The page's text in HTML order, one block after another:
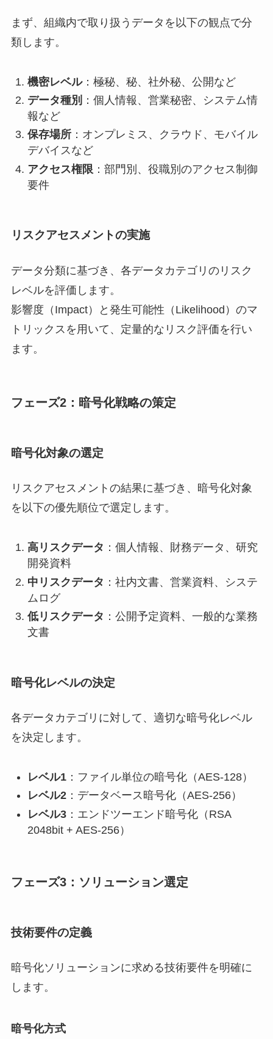
まず、組織内で取り扱うデータを以下の観点で分
類します。
機密レベル：極秘、秘、社外秘、公開など
データ種別 ：個人情報、営業秘密、システム情
報など
保存場所：オンプレミス、クラウド、モバイル
デバイスなど
アクセス権限 ：部門別、役職別のアクセス制御
要件
リスクアセスメントの実施
データ分類に基づき、各データカテゴリのリスク
レベルを評価します。
影響度（Impact）と発生可能性（Likelihood）のマ
トリックスを用いて、定量的なリスク評価を行い
ます。
フェーズ2：暗号化戦略の策定
暗号化対象の選定
リスクアセスメントの結果に基づき、暗号化対象
を以下の優先順位で選定します。
高リスクデータ ：個人情報、財務データ、研究
開発資料
中リスクデータ ：社内文書、営業資料、システ
ムログ
低リスクデータ ：公開予定資料、一般的な業務
文書
暗号化レベルの決定
各データカテゴリに対して、適切な暗号化レベル
を決定します。
レベル1：ファイル単位の暗号化（AES-128）
レベル2：データベース暗号化（AES-256）
レベル3：エンドツーエンド暗号化（RSA
2048bit + AES-256）
フェーズ3：ソリューション選定
技術要件の定義
暗号化ソリューションに求める技術要件を明確に
します。
暗号化方式